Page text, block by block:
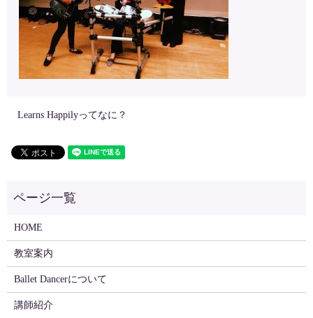
Learns Happilyってなに？
HOME
教室案内
Ballet Dancerについて
講師紹介